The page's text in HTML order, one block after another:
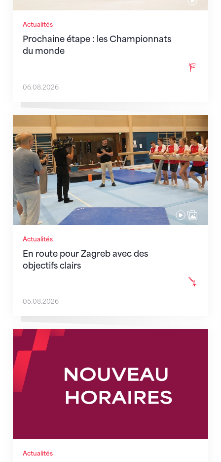
Actualités
Prochaine étape : les Championnats
du monde
06.08.2026
Actualités
En route pour Zagreb avec des
objectifs clairs
En route pour Zagreb avec des objectifs clairs
05.08.2026
Actualités
Nouveaux horaires du secrétariat dès le 1er août